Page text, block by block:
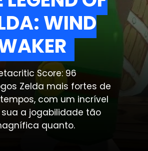
WIND
WIND
Score: 96
Zelda mais fortes de
com um incrível
a jogabilidade tão
quanto.